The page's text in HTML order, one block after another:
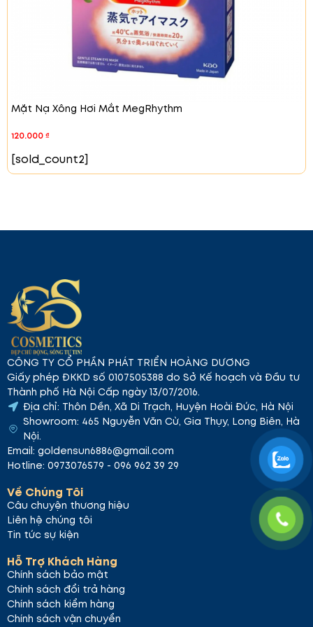
lau nhẹ nhàng lên vùng mắt và môi. Tránh chà xát
quá mạnh để không gây tổn thương da. Cảnh Báo
Khi Sử Dụng Ngưng sử dụng và tham khảo ý kiến bác
sĩ nếu da bị kích ứng. Không sử dụng sản phẩm trên
vùng da bị sưng, viêm. Tránh để sản phẩm tiếp xúc
trực tiếp với mắt. Để xa tầm tay trẻ em.
Thông Tin Sản Phẩm
Quy cách đóng gói:
trang Reihaku Hatomugi The Cleansing Oil là lựa
chọn tuyệt vời để làm sạch da mặt sâu, duy trì độ
Mặt Nạ Xông Hơi Mắt MegRhythm
120.000₫
[sold_count2]
CÔNG TY CỔ PHẦN PHÁT TRIỂN HOÀNG DƯƠNG
Giấy phép ĐKKD số 0107505388 do Sở Kế hoạch và Đầu tư
Thành phố Hà Nội Cấp ngày 13/07/2016.
Địa chỉ: Thôn Dền, Xã Di Trạch, Huyện Hoài Đức, Hà Nội
Showroom: 465 Nguyễn Văn Cừ, Gia Thụy, Long Biên, Hà
Nội.
Email: goldensun6886@gmail.com
Hotline: 0973076579 - 096 962 39 29
Về Chúng Tôi
Câu chuyện thương hiệu
Liên hệ chúng tôi
Tin tức sự kiện
Hỗ Trợ Khách Hàng
Chính sách bảo mật
Chính sách đổi trả hàng
Chính sách kiểm hàng
Chính sách vận chuyển